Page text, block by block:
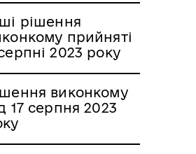
рішення
прийняті
2023 року
виконкому
17 серпня 2023